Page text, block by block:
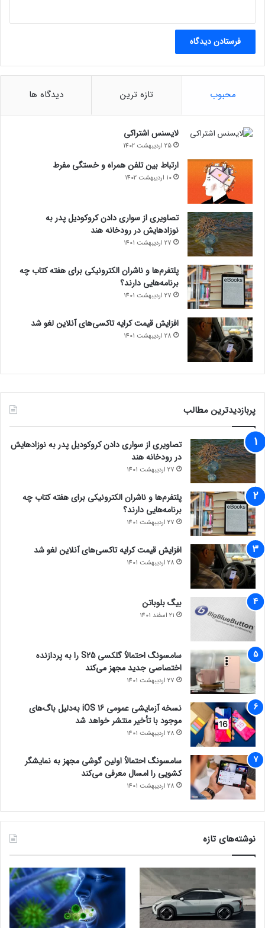
محبوب تازه ترین دیدگاه ها
لایسنس اشتراکی
25 اردیبهشت 1402
ارتباط بین تلفن همراه و خستگی مفرط
10 اردیبهشت 1402
تصاویری از سواری دادن کروکودیل پدر به
نوزادهایش در رودخانه هند
27 اردیبهشت 1401
پلتفرم‌ها و ناشران الکترونیکی برای هفته کتاب چه
برنامه‌هایی دارند؟
27 اردیبهشت 1401
افزایش قیمت کرایه تاکسی‌های آنلاین لغو شد
28 اردیبهشت 1401
پربازدیدترین مطالب
تصاویری از سواری دادن کروکودیل پدر به نوزادهایش
در رودخانه هند
27 اردیبهشت 1401
پلتفرم‌ها و ناشران الکترونیکی برای هفته کتاب چه
برنامه‌هایی دارند؟
27 اردیبهشت 1401
افزایش قیمت کرایه تاکسی‌های آنلاین لغو شد
28 اردیبهشت 1401
بیگ بلوباتن
21 اسفند 1401
سامسونگ احتمالاً گلکسی S25 را به پردازنده
اختصاصی جدید مجهز می‌کند
27 اردیبهشت 1401
نسخه آزمایشی عمومی iOS 16 به‌دلیل باگ‌های
موجود با تأخیر منتشر خواهد شد
28 اردیبهشت 1401
سامسونگ احتمالاً اولین گوشی مجهز به نمایشگر
کشویی را امسال معرفی می‌کند
28 اردیبهشت 1401
نوشته‌های تازه